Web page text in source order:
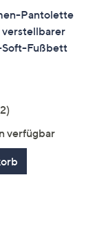
Pantolette
Soft-Fußbett
2
verfügbar